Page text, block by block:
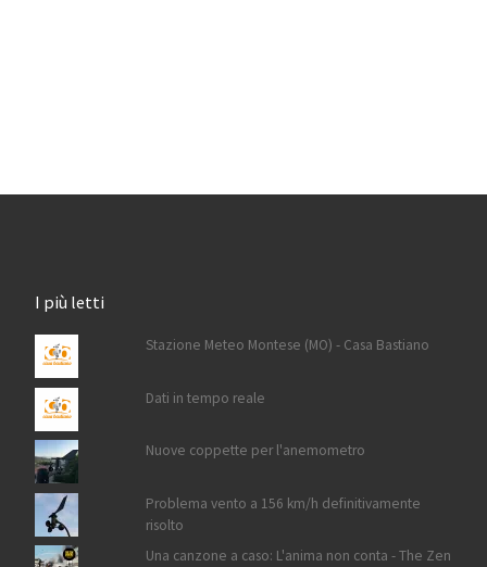
I più letti
Stazione Meteo Montese (MO) - Casa Bastiano
Dati in tempo reale
Nuove coppette per l'anemometro
Problema vento a 156 km/h definitivamente
risolto
Una canzone a caso: L'anima non conta - The Zen